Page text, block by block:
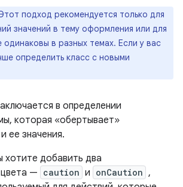
подход рекомендуется только для
значений в тему оформления или для
одинаковы в разных темах. Если у вас
определить класс с новыми
в определении
которая «обертывает»
и ее значения.
добавить два
— caution и onCaution ,